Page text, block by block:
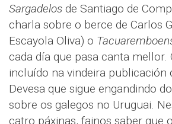
Sargadelos de Santiago de
charla sobre o berce de Carlos
Escayola Oliva) o
cada día que pasa canta mellor.
incluído na vindeira publicación
Devesa que sigue engandindo
sobre os galegos no Uruguai.
catro páxinas, fainos saber que